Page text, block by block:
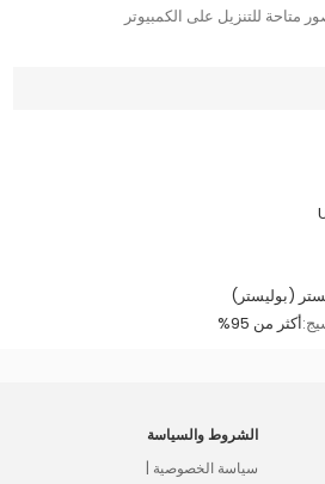
متاحة للتنزيل على الكمبيوتر
(بوليستر)
أكثر من 95%
الشروط والسياسة
سياسة الخصوصية |